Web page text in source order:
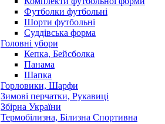
Футболки футбольні
Шорти футбольні
Суддівська форма
Головні убори
Кепка, Бейсболка
Панама
Шапка
Горловики, Шарфи
Зимові перчатки, Рукавиці
Збірна України
Термобілизна, Білизна Спортивна